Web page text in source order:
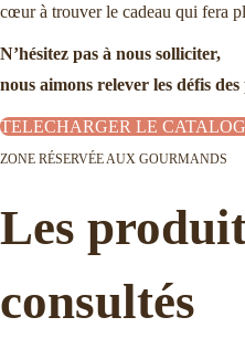
cœur à trouver le cadeau qui fera
N’hésitez pas à nous solliciter,
nous aimons relever les défis
TELECHARGER LE
ZONE RÉSERVÉE AUX GOURMANDS
Les
consultés